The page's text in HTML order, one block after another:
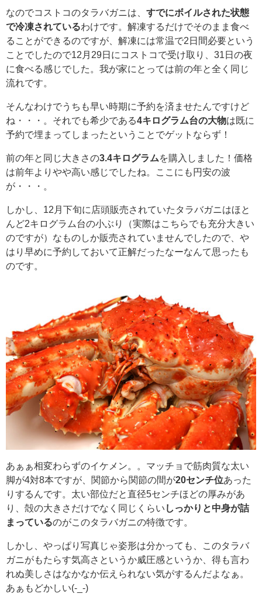
なのでコストコのタラバガニは、 すでにボイルされた状態
で冷凍されているわけです。解凍するだけでそのまま食べ
ることができるのですが、解凍には常温で2日間必要という
ことでしたので12月29日にコストコで受け取り、31日の夜
に食べる感じでした。我が家にとっては前の年と全く同じ
流れです。
そんなわけでうちも早い時期に予約を済ませたんですけど
ね・・・。それでも希少である4キログラム台の大物は既に
予約で埋まってしまったということでゲットならず！
前の年と同じ大きさの3.4キログラムを購入しました！価格
は前年よりやや高い感じでしたね。ここにも円安の波
が・・・。
しかし、12月下旬に店頭販売されていたタラバガニはほと
んど2キログラム台の小ぶり（実際はこちらでも充分大きい
のですが）なものしか販売されていませんでしたので、や
はり早めに予約しておいて正解だったなーなんて思ったも
のです。
あぁぁ相変わらずのイケメン。。マッチョで筋肉質な太い
脚が4対8本ですが、関節から関節の間が20センチ位あった
りするんです。太い部位だと直径5センチほどの厚みがあ
り、殻の大きさだけでなく同じくらい しっかりと中身が詰
まっているのがこのタラバガニの特徴です。
しかし、やっぱり写真じゃ姿形は分かっても、このタラバ
ガニがもたらす気高さというか威圧感というか、得も言わ
れぬ美しさはなかなか伝えられない気がするんだよなぁ。
あぁもどかしい(-_-)